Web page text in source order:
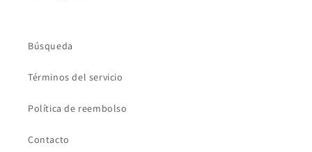
Búsqueda
Términos del servicio
Política de reembolso
Contacto